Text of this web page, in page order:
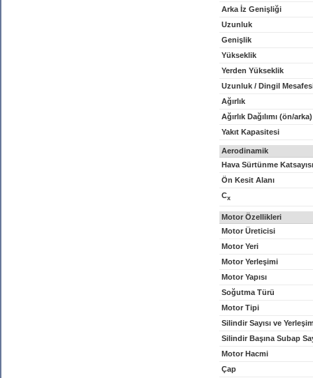
Arka İz Genişliği
Uzunluk
Genişlik
Yükseklik
Yerden Yükseklik
Uzunluk / Dingil
Ağırlık
Ağırlık Dağılımı (ön/arka)
Yakıt Kapasitesi
Aerodinamik
Hava Sürtünme Katsayısı
Ön Kesit Alanı
Cx
Motor Özellikleri
Motor Üreticisi
Motor Yeri
Motor Yerleşimi
Motor Yapısı
Soğutma Türü
Motor Tipi
Silindir Sayısı ve
Silindir Başına Subap
Motor Hacmi
Çap